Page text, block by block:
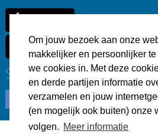
Om jouw bezoek aan onze
makkelijker en persoonlijker
we cookies in. Met deze
en derde partijen informatie
verzamelen en jouw
(en mogelijk ook buiten) onze
volgen. Meer informatie
Social